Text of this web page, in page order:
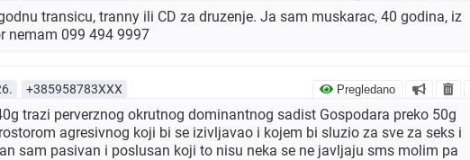
transicu, tranny ili CD za druzenje. Ja sam muskarac, 40 godina, iz
nemam 099 494 9997
+385958783XXX Pregledano
trazi perverznog okrutnog dominantnog sadist Gospodara preko 50g
agresivnog koji bi se izivljavao i kojem bi sluzio za sve za seks i
sam pasivan i poslusan koji to nisu neka se ne javljaju sms molim pa